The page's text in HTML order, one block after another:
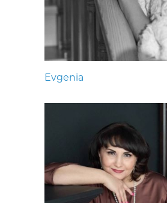
Evgenia